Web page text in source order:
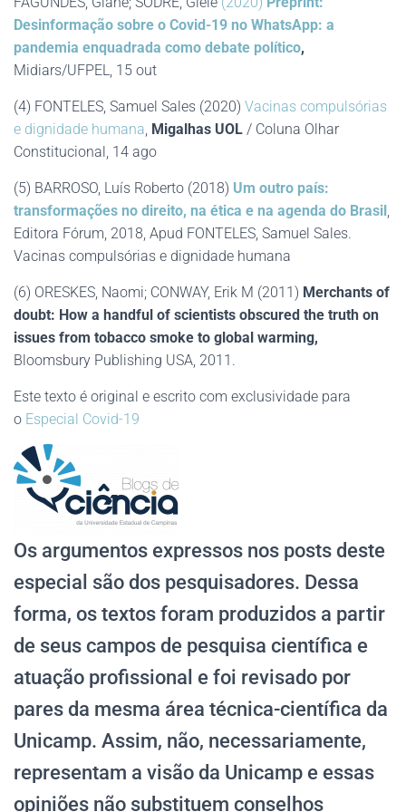
Desinformação sobre o Covid-19 no WhatsApp: a
pandemia enquadrada como debate político,
Midiars/UFPEL, 15 out
(4) FONTELES, Samuel Sales (2020) Vacinas compulsórias
e dignidade humana Migalhas UOL / Coluna Olhar
Constitucional, 14 ago
(5) BARROSO, Luís Roberto (2018) Um outro país:
transformações no direito, na ética e na agenda do Brasil
Editora Fórum, 2018, Apud FONTELES, Samuel Sales.
Vacinas compulsórias e dignidade humana
(6) ORESKES, Naomi; CONWAY, Erik M (2011) Merchants of
doubt: How a handful of scientists obscured the truth on
issues from tobacco smoke to global warming,
Bloomsbury Publishing USA, 2011.
Este texto é original e escrito com exclusividade para
o Especial Covid-19
Os argumentos expressos nos posts deste
especial são dos pesquisadores. Dessa
forma, os textos foram produzidos a partir
de seus campos de pesquisa científica e
atuação profissional e foi revisado por
pares da mesma área técnica-científica da
Unicamp. Assim, não, necessariamente,
representam a visão da Unicamp e essas
opiniões não substituem conselhos